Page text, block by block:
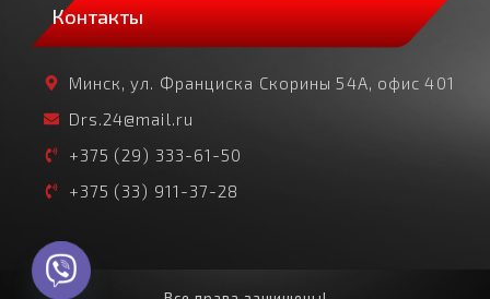
Контакты
Минск, ул. Франциска Скорины 54А, офис 401
Drs.24@mail.ru
+375 (29) 333-61-50
+375 (33) 911-37-28